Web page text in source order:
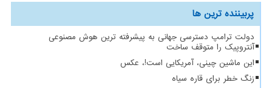
پربیننده ترین ها
دولت ترامپ دسترسی جهانی به پیشرفته ترین هوش مصنوعی
آنتروپیک را متوقف ساخت
این ماشین چینی، آمریکایی است!، عکس
زنگ خطر برای قاره سیاه